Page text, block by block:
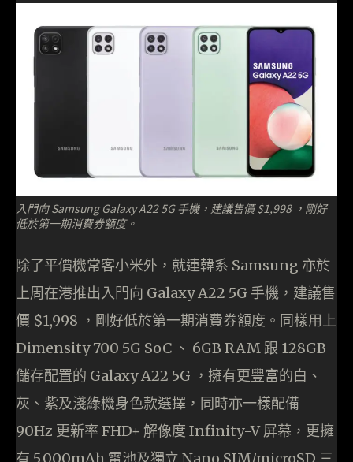
入門向 Samsung Galaxy A22 5G 手機，建議售價 $1,998 ，剛好
低於第一期消費券額度。
除了平價機常客小米外，就連韓系 Samsung 亦於
上周在港推出入門向 Galaxy A22 5G 手機，建議售
價 $1,998 ，剛好低於第一期消費券額度。同樣用上
Dimensity 700 5G SoC 、 6GB RAM 跟 128GB
儲存配置的 Galaxy A22 5G ，擁有更豐富的白、
灰、紫及淺綠機身色款選擇，同時亦一樣配備
90Hz 更新率 FHD+ 解像度 Infinity-V 屏幕，更擁